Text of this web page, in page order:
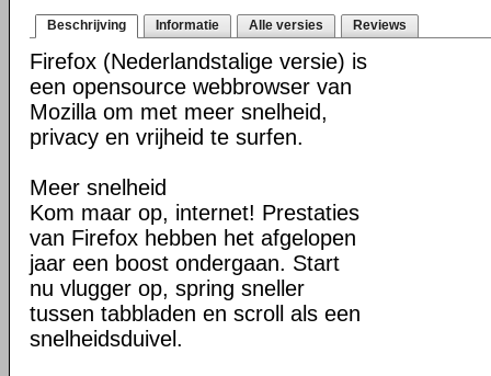
Beschrijving Informatie Alle versies Reviews
Firefox (Nederlandstalige versie) is
een opensource webbrowser van
Mozilla om met meer snelheid,
privacy en vrijheid te surfen.
Meer snelheid
Kom maar op, internet! Prestaties
van Firefox hebben het afgelopen
jaar een boost ondergaan. Start
nu vlugger op, spring sneller
tussen tabbladen en scroll als een
snelheidsduivel.